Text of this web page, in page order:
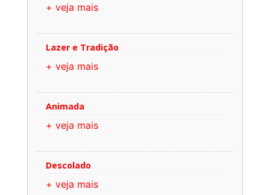
+ veja mais
Lazer e Tradição
+ veja mais
Animada
+ veja mais
Descolado
+ veja mais